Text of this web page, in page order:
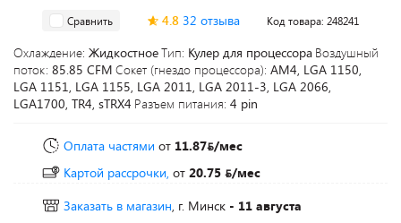
Сравнить 4.8 32 отзыва Код товара: 248241
Охлаждение: ЖидкостноеТип: Кулер для процессора Воздушный
поток: 85.85 CFM Сокет (гнездо процессора): AM4, LGA 1150,
LGA 1151, LGA 1155, LGA 2011, LGA 2011-3, LGA 2066,
LGA1700, TR4, sTRX4 Разъем питания: 4 pin
Оплата частями от 11.87 /мес
Картой рассрочки, от 20.75
/мес
Заказать в магазин, г. Минск - 11 августа